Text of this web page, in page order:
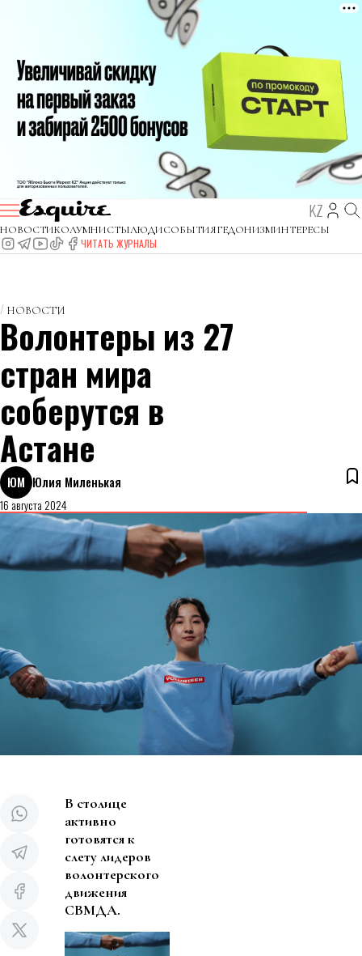
KZ
НОВОСТИКОЛУМНИСТЫЛЮДИСОБЫТИЯГЕДОНИЗМИНТЕРЕСЫ
ЧИТАТЬ ЖУРНАЛЫ
НОВОСТИ
Волонтеры из 27
стран мира
соберутся в
Астане
ЮМ Юлия Миленькая
16 августа 2024
В столице
активно
готовятся к
слету лидеров
волонтерского
движения
СВМДА.